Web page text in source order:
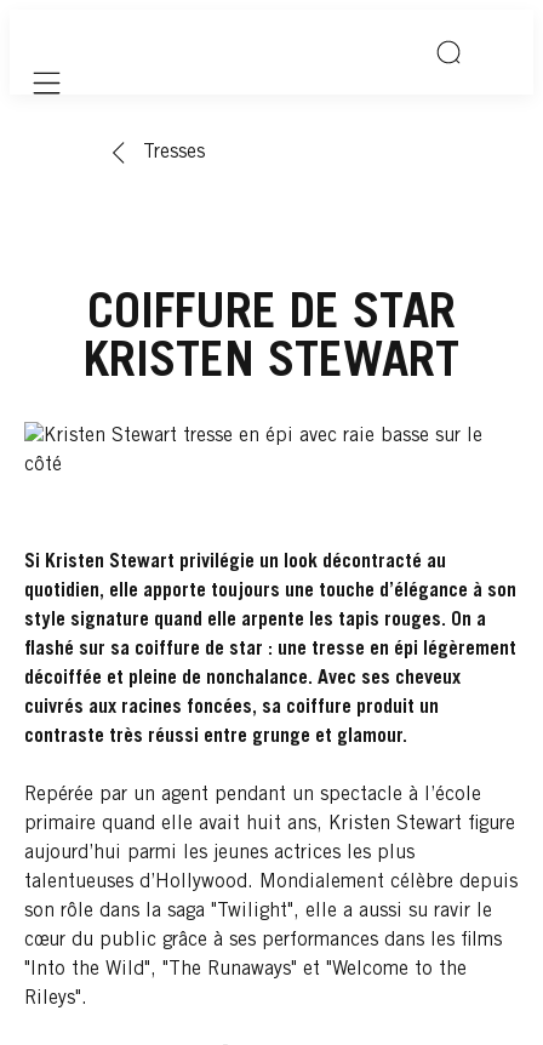
Mobile navigation
Tresses
COIFFURE DE STAR
KRISTEN STEWART
Si Kristen Stewart privilégie un look décontracté au
quotidien, elle apporte toujours une touche d’élégance à son
style signature quand elle arpente les tapis rouges. On a
flashé sur sa coiffure de star : une tresse en épi légèrement
décoiffée et pleine de nonchalance. Avec ses cheveux
cuivrés aux racines foncées, sa coiffure produit un
contraste très réussi entre grunge et glamour.
Repérée par un agent pendant un spectacle à l’école
primaire quand elle avait huit ans, Kristen Stewart figure
aujourd’hui parmi les jeunes actrices les plus
talentueuses d’Hollywood. Mondialement célèbre depuis
son rôle dans la saga "Twilight", elle a aussi su ravir le
cœur du public grâce à ses performances dans les films
"Into the Wild", "The Runaways" et "Welcome to the
Rileys".